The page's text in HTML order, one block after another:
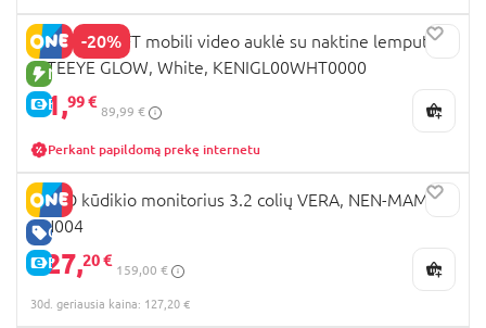
-20%
NAUJA PREKĖ
E-KAINA
KINDERKRAFT mobili video auklė su naktine lempute
NITEEYE GLOW, White, KENIGL00WHT0000
71,99 €
89,99 €
Perkant papildomą prekę internetu
GERA KAINA
E-KAINA
NENO kūdikio monitorius 3.2 colių VERA, NEN-MAM-
NN004
127,20 €
159,00 €
30d. geriausia kaina: 127,20 €